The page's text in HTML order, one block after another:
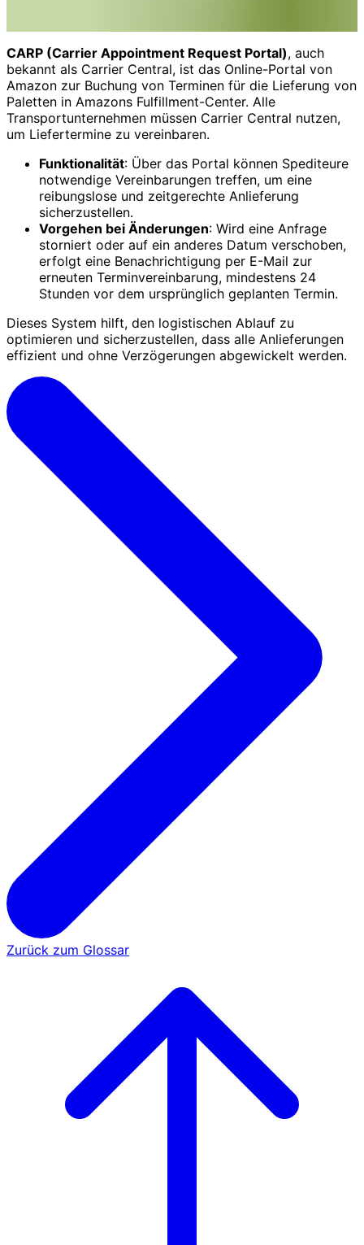
CARP (Carrier Appointment Request Portal), auch
bekannt als Carrier Central, ist das Online-Portal von
Amazon zur Buchung von Terminen für die Lieferung von
Paletten in Amazons Fulfillment-Center. Alle
Transportunternehmen müssen Carrier Central nutzen,
um Liefertermine zu vereinbaren.
Funktionalität: Über das Portal können Spediteure
notwendige Vereinbarungen treffen, um eine
reibungslose und zeitgerechte Anlieferung
sicherzustellen.
Vorgehen bei Änderungen: Wird eine Anfrage
storniert oder auf ein anderes Datum verschoben,
erfolgt eine Benachrichtigung per E-Mail zur
erneuten Terminvereinbarung, mindestens 24
Stunden vor dem ursprünglich geplanten Termin.
Dieses System hilft, den logistischen Ablauf zu
optimieren und sicherzustellen, dass alle Anlieferungen
effizient und ohne Verzögerungen abgewickelt werden.
Zurück zum Glossar